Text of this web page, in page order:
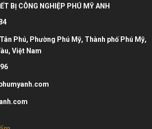
BỊ CÔNG NGHIỆP PHÚ MỸ ANH
Phú, Phường Phú Mỹ, Thành phố Phú Mỹ,
Việt Nam